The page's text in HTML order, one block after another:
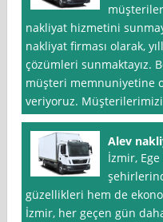
nakliyat hizmetini
nakliyat firması olarak,
çözümleri sunmaktayız.
müşteri memnuniyetine
veriyoruz.
Alev
İzmir,
güzellikleri hem de
İzmir, her geçen gün